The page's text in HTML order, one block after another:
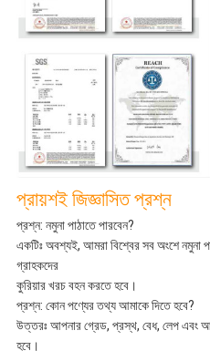
প্রায়শই জিজ্ঞাসিত প্রশ্ন
প্রশ্ন: নমুনা পাঠাতে পারবেন?
একটিঃ অবশ্যই, আমরা বিশ্বের সব অংশে নমুনা
গ্রাহকদের
কুরিয়ার খরচ বহন করতে হবে।
প্রশ্ন: কোন পণ্যের তথ্য আমাকে দিতে হবে?
উত্তরঃ আপনার গ্রেড, প্রস্থ, বেধ, লেপ এবং
হবে।